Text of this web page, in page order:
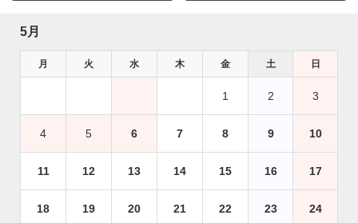
5月
月 火 水 木 金 土 日
1 2 3
4 5 6 7 8 9 10
11 12 13 14 15 16 17
18 19 20 21 22 23 24